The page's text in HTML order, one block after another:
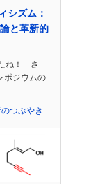
シズム：
と革新的
ね！ さ
ポジウムの
つぶやき